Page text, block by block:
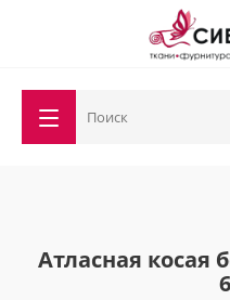
Атласная косая